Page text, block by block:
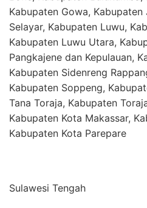
Kabupaten Gowa,
Selayar, Kabupaten Luwu,
Kabupaten Luwu Utara,
Pangkajene dan Kepulauan,
Kabupaten Sidenreng
Kabupaten Soppeng,
Tana Toraja, Kabupaten
Kabupaten Kota Makassar,
Kabupaten Kota Parepare
Sulawesi Tengah